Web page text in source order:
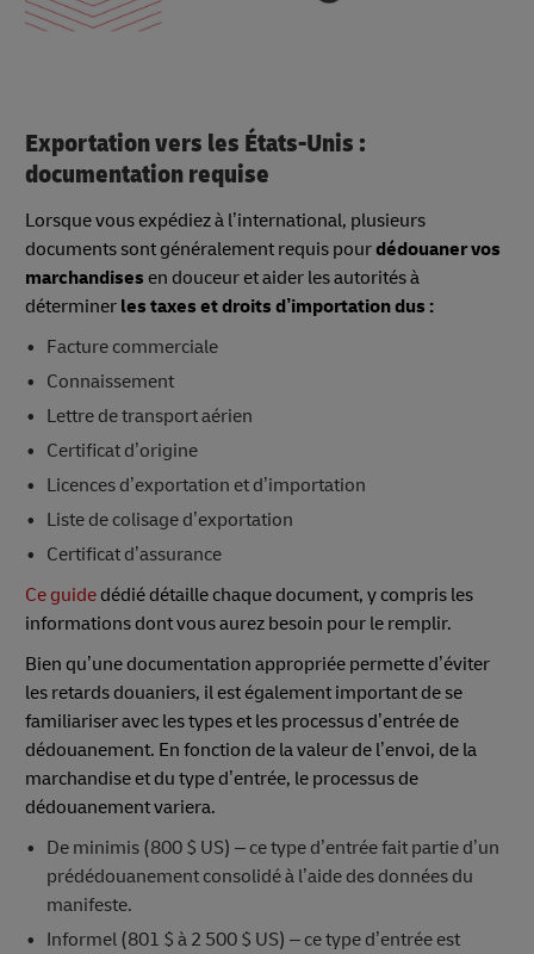
Exportation vers les États-Unis :
documentation requise
Lorsque vous expédiez à l’international, plusieurs
documents sont généralement requis pourdédouaner vos
marchandises en douceur et aider les autorités à
déterminer les taxes et droits d’importation dus :
Facture commerciale
Connaissement
Lettre de transport aérien
Certificat d’origine
Licences d’exportation et d’importation
Liste de colisage d’exportation
Certificat d’assurance
Ce guide dédié détaille chaque document, y compris les
informations dont vous aurez besoin pour le remplir.
Bien qu’une documentation appropriée permette d’éviter
les retards douaniers, il est également important de se
familiariser avec les types et les processus d’entrée de
dédouanement. En fonction de la valeur de l’envoi, de la
marchandise et du type d’entrée, le processus de
dédouanement variera.
De minimis (800 $ US) – ce type d’entrée fait partie d’un
prédédouanement consolidé à l’aide des données du
manifeste.
Informel (801 $ à 2 500 $ US) – ce type d’entrée est